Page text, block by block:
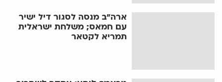
ארה"ב מנסה לסגור דיל ישיר
עם חמאס; משלחת ישראלית
תמריא לקטאר